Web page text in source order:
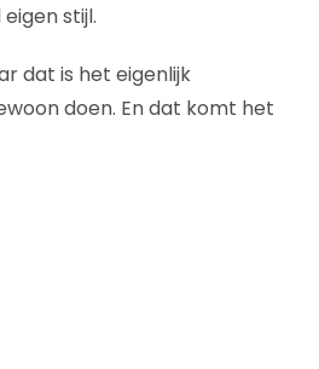
stijl.
dat is het eigenlijk
doen. En dat komt het